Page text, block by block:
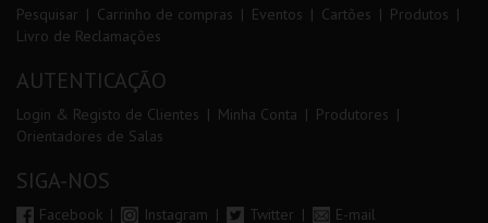
Pesquisar Carrinho de compras Eventos Cartões
Produtos
Livro de Reclamações
AUTENTICAÇÃO
Login & Registo de Clientes Minha Conta
Produtores
Orientadores de Salas
SIGA-NOS
Facebook Instagram Twitter E-mail